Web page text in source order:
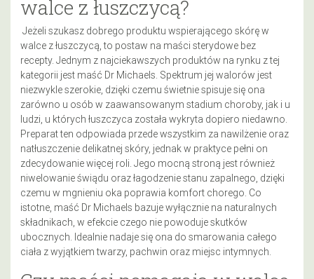
walce z łuszczycą?
Jeżeli szukasz dobrego produktu wspierającego skórę w
walce z łuszczycą, to postaw na maści sterydowe bez
recepty. Jednym z najciekawszych produktów na rynku z tej
kategorii jest maść Dr Michaels. Spektrum jej walorów jest
niezwykle szerokie, dzięki czemu świetnie spisuje się ona
zarówno u osób w zaawansowanym stadium choroby, jak i u
ludzi, u których łuszczyca została wykryta dopiero niedawno.
Preparat ten odpowiada przede wszystkim za nawilżenie oraz
natłuszczenie delikatnej skóry, jednak w praktyce pełni on
zdecydowanie więcej roli. Jego mocną stroną jest również
niwelowanie świądu oraz łagodzenie stanu zapalnego, dzięki
czemu w mgnieniu oka poprawia komfort chorego. Co
istotne, maść Dr Michaels bazuje wyłącznie na naturalnych
składnikach, w efekcie czego nie powoduje skutków
ubocznych. Idealnie nadaje się ona do smarowania całego
ciała z wyjątkiem twarzy, pachwin oraz miejsc intymnych.